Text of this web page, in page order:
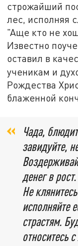
строжайший
лес, исполняя
"Аще кто не
Известно
оставил в
ученикам и
Рождества
блаженной
Чада,
завидуйте,
денег в
Не
исполняйте
страстям.
относитесь